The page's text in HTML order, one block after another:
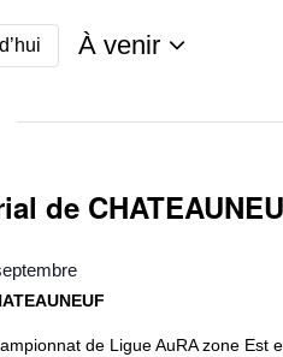
À venir
une
de
de Ligue AuRA zone